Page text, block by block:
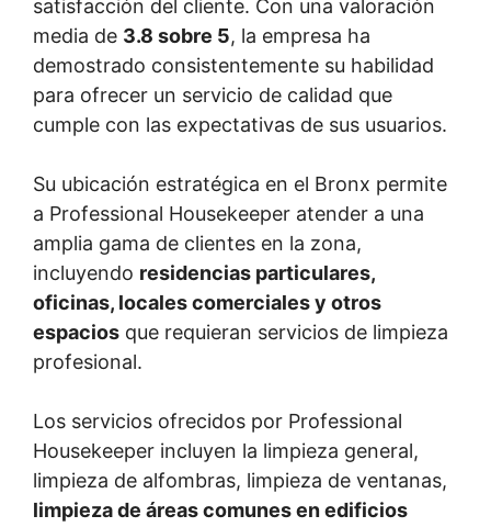
satisfacción del cliente. Con una valoración
media de 3.8 sobre 5, la empresa ha
demostrado consistentemente su habilidad
para ofrecer un servicio de calidad que
cumple con las expectativas de sus usuarios.
Su ubicación estratégica en el Bronx permite
a Professional Housekeeper atender a una
amplia gama de clientes en la zona,
incluyendo residencias particulares,
oficinas, locales comerciales y otros
espacios que requieran servicios de limpieza
profesional.
Los servicios ofrecidos por Professional
Housekeeper incluyen la limpieza general,
limpieza de alfombras, limpieza de ventanas,
limpieza de áreas comunes en edificios